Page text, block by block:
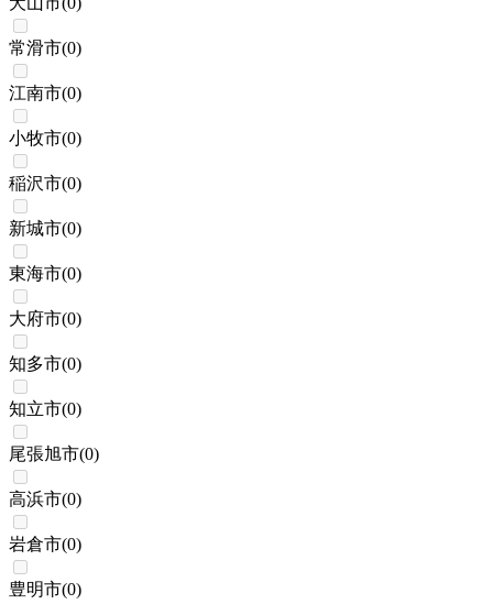
常滑市(0)
江南市(0)
小牧市(0)
稲沢市(0)
新城市(0)
東海市(0)
大府市(0)
知多市(0)
知立市(0)
尾張旭市(0)
高浜市(0)
岩倉市(0)
豊明市(0)